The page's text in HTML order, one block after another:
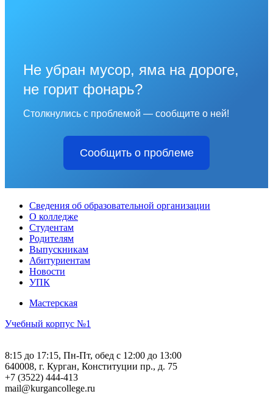
Не убран мусор, яма на дороге,
не горит фонарь?
Столкнулись с проблемой — сообщите о ней!
Сообщить о проблеме
Сведения об образовательной организации
О колледже
Студентам
Родителям
Выпускникам
Абитуриентам
Новости
УПК
Мастерская
Учебный корпус №1
8:15 до 17:15, Пн-Пт, обед с 12:00 до 13:00
640008, г. Курган, Конституции пр., д. 75
+7 (3522) 444-413
mail@kurgancollege.ru